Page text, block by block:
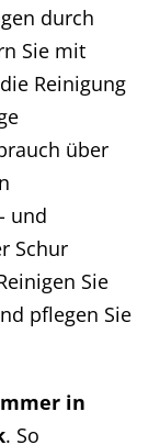
durch
Sie mit
Reinigung
über
und
Schur
Sie
pflegen Sie
in
. So